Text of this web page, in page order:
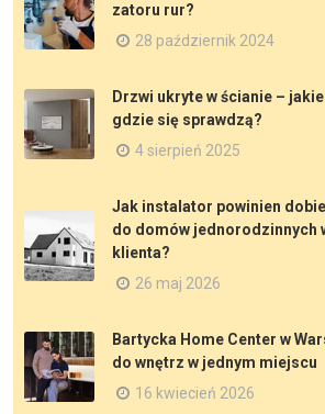
zatoru rur?
28 październik 2024
Drzwi ukryte w ścianie –
gdzie się sprawdzą?
4 sierpień 2025
Jak instalator powinien
do domów jednorodzinnych
klienta?
26 maj 2026
Bartycka Home Center w
do wnętrz w jednym miejscu
16 kwiecień 2026